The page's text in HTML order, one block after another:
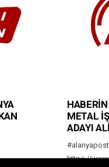
METAL
ADAYI
https://